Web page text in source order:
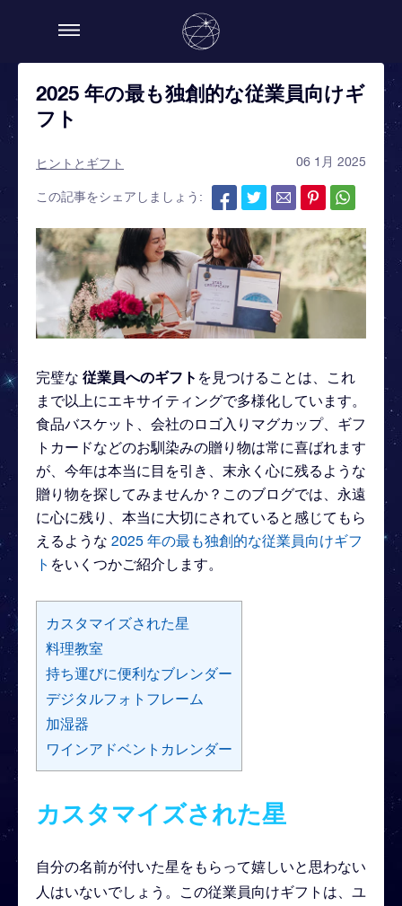
2025 年の最も独創的な従業員向けギ
フト
ヒントとギフト 06 1月 2025
この記事をシェアしましょう:
完璧な 従業員へのギフト を見つけることは、これ
まで以上にエキサイティングで多様化しています。
食品バスケット、会社のロゴ入りマグカップ、ギフ
トカードなどのお馴染みの贈り物は常に喜ばれます
が、今年は本当に目を引き、末永く心に残るような
贈り物を探してみませんか？このブログでは、永遠
に心に残り、本当に大切にされていると感じてもら
えるような 2025 年の最も独創的な従業員向けギフ
ト をいくつかご紹介します。
カスタマイズされた星
料理教室
持ち運びに便利なブレンダー
デジタルフォトフレーム
加湿器
ワインアドベントカレンダー
カスタマイズされた星
自分の名前が付いた星をもらって嬉しいと思わない
人はいないでしょう。この従業員向けギフトは、ユ